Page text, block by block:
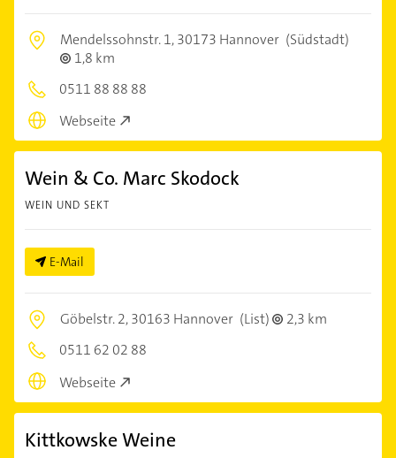
Mendelssohnstr. 1,30173 Hannover (Südstadt)
1,8 km
0511 88 88 88
Webseite
Wein & Co. Marc Skodock
WEIN UND SEKT
E-Mail
Göbelstr. 2,30163 Hannover (List)
2,3 km
0511 62 02 88
Webseite
Kittkowske Weine